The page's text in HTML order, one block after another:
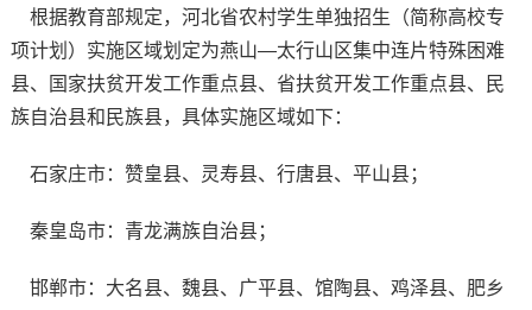
根据教育部规定，河北省农村学生单独招生（简称高校专
项计划）实施区域划定为燕山—太行山区集中连片特殊困难
县、国家扶贫开发工作重点县、省扶贫开发工作重点县、民
族自治县和民族县，具体实施区域如下：
石家庄市：赞皇县、灵寿县、行唐县、平山县；
秦皇岛市：青龙满族自治县；
邯郸市：大名县、魏县、广平县、馆陶县、鸡泽县、肥乡